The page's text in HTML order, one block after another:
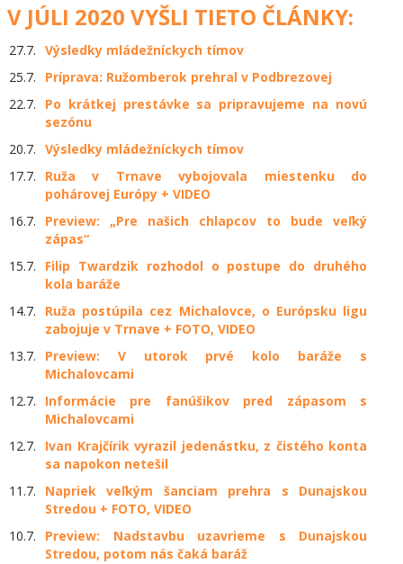
V JÚLI 2020 VYŠLI TIETO ČLÁNKY:
27.7. Výsledky mládežníckych tímov
25.7.
Príprava: Ružomberok prehral v Podbrezovej
22.7.
Po krátkej prestávke sa pripravujeme na novú
sezónu
20.7. Výsledky mládežníckych tímov
17.7.
Ruža v Trnave vybojovala miestenku do
pohárovej Európy + VIDEO
16.7.
Preview: „Pre našich chlapcov to bude veľký
zápas“
15.7.
Filip Twardzik rozhodol o postupe do druhého
kola baráže
14.7.
Ruža postúpila cez Michalovce, o Európsku ligu
zabojuje v Trnave + FOTO, VIDEO
13.7.
Preview: V utorok prvé kolo baráže s
Michalovcami
12.7.
Informácie pre fanúšikov pred zápasom s
Michalovcami
12.7.
Ivan Krajčírik vyrazil jedenástku, z čistého konta
sa napokon netešil
11.7.
Napriek veľkým šanciam prehra s Dunajskou
Stredou + FOTO, VIDEO
10.7.
Preview: Nadstavbu uzavrieme s Dunajskou
Stredou, potom nás čaká baráž